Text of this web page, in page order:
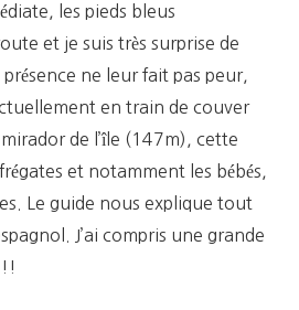
les pieds bleus
et je suis très surprise de
ne leur fait pas peur,
en train de couver
de l’île (147m), cette
et notamment les bébés,
Le guide nous explique tout
J’ai compris une grande